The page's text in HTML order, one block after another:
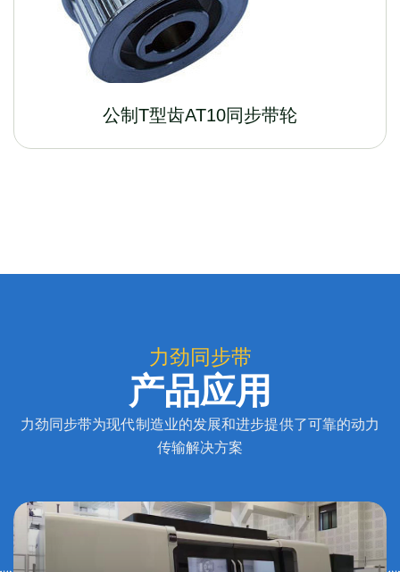
公制T型齿AT10同步带轮
力劲同步带
产品应用
力劲同步带为现代制造业的发展和进步提供了可靠的动力
传输解决方案